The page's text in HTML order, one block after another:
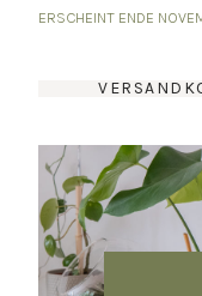
ERSCHEINT ENDE